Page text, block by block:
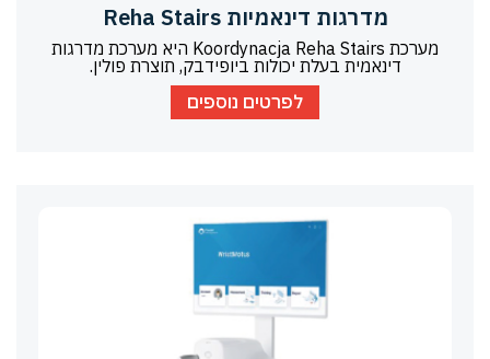
מדרגות דינאמיות Reha Stairs
מערכת Koordynacja Reha Stairs היא מערכת מדרגות
דינאמית בעלת יכולות ביופידבק, תוצרת פולין.
לפרטים נוספים